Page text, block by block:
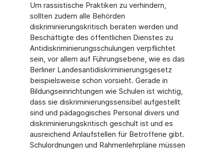
Um rassistische Praktiken zu verhindern,
sollten zudem alle Behörden
diskriminierungskritisch beraten werden und
Beschäftigte des öffentlichen Dienstes zu
Antidiskriminierungsschulungen verpflichtet
sein, vor allem auf Führungsebene, wie es das
Berliner Landesantidiskriminierungsgesetz
beispielsweise schon vorsieht. Gerade in
Bildungseinrichtungen wie Schulen ist wichtig,
dass sie diskriminierungssensibel aufgestellt
sind und pädagogisches Personal divers und
diskriminierungskritisch geschult ist und es
ausreichend Anlaufstellen für Betroffene gibt.
Schulordnungen und Rahmenlehrpläne müssen